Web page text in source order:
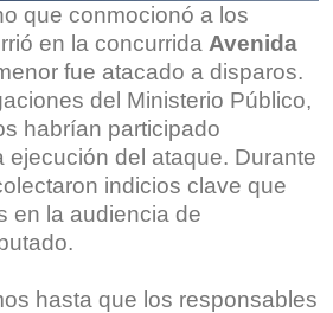
que conmocionó a los
en la concurrida Avenida
fue atacado a disparos.
del Ministerio Público,
habrían participado
ejecución del ataque. Durante
indicios clave que
en la audiencia de
hasta que los responsables